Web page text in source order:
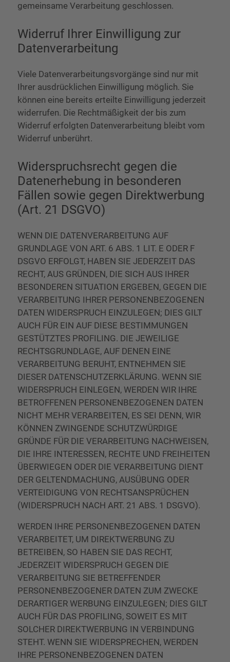
gemeinsame Verarbeitung geschlossen.
Widerruf Ihrer Einwilligung zur
Datenverarbeitung
Viele Datenverarbeitungsvorgänge sind nur mit
Ihrer ausdrücklichen Einwilligung möglich. Sie
können eine bereits erteilte Einwilligung jederzeit
widerrufen. Die Rechtmäßigkeit der bis zum
Widerruf erfolgten Datenverarbeitung bleibt vom
Widerruf unberührt.
Widerspruchsrecht gegen die
Datenerhebung in besonderen
Fällen sowie gegen Direktwerbung
(Art. 21 DSGVO)
WENN DIE DATENVERARBEITUNG AUF
GRUNDLAGE VON ART. 6 ABS. 1 LIT. E ODER F
DSGVO ERFOLGT, HABEN SIE JEDERZEIT DAS
RECHT, AUS GRÜNDEN, DIE SICH AUS IHRER
BESONDEREN SITUATION ERGEBEN, GEGEN DIE
VERARBEITUNG IHRER PERSONENBEZOGENEN
DATEN WIDERSPRUCH EINZULEGEN; DIES GILT
AUCH FÜR EIN AUF DIESE BESTIMMUNGEN
GESTÜTZTES PROFILING. DIE JEWEILIGE
RECHTSGRUNDLAGE, AUF DENEN EINE
VERARBEITUNG BERUHT, ENTNEHMEN SIE
DIESER DATENSCHUTZERKLÄRUNG. WENN SIE
WIDERSPRUCH EINLEGEN, WERDEN WIR IHRE
BETROFFENEN PERSONENBEZOGENEN DATEN
NICHT MEHR VERARBEITEN, ES SEI DENN, WIR
KÖNNEN ZWINGENDE SCHUTZWÜRDIGE
GRÜNDE FÜR DIE VERARBEITUNG NACHWEISEN,
DIE IHRE INTERESSEN, RECHTE UND FREIHEITEN
ÜBERWIEGEN ODER DIE VERARBEITUNG DIENT
DER GELTENDMACHUNG, AUSÜBUNG ODER
VERTEIDIGUNG VON RECHTSANSPRÜCHEN
(WIDERSPRUCH NACH ART. 21 ABS. 1 DSGVO).
WERDEN IHRE PERSONENBEZOGENEN DATEN
VERARBEITET, UM DIREKTWERBUNG ZU
BETREIBEN, SO HABEN SIE DAS RECHT,
JEDERZEIT WIDERSPRUCH GEGEN DIE
VERARBEITUNG SIE BETREFFENDER
PERSONENBEZOGENER DATEN ZUM ZWECKE
DERARTIGER WERBUNG EINZULEGEN; DIES GILT
AUCH FÜR DAS PROFILING, SOWEIT ES MIT
SOLCHER DIREKTWERBUNG IN VERBINDUNG
STEHT. WENN SIE WIDERSPRECHEN, WERDEN
IHRE PERSONENBEZOGENEN DATEN